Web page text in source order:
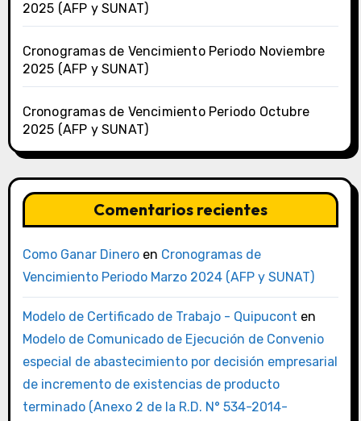
2025 (AFP y SUNAT)
Cronogramas de Vencimiento Periodo Noviembre
2025 (AFP y SUNAT)
Cronogramas de Vencimiento Periodo Octubre
2025 (AFP y SUNAT)
Comentarios recientes
Como Ganar Dineroen Cronogramas de
Vencimiento Periodo Marzo 2024 (AFP y SUNAT)
Modelo de Certificado de Trabajo - Quipucont en
Modelo de Comunicado de Ejecución de Convenio
especial de abastecimiento por decisión empresarial
de incremento de existencias de producto
terminado (Anexo 2 de la R.D. N° 534-2014-